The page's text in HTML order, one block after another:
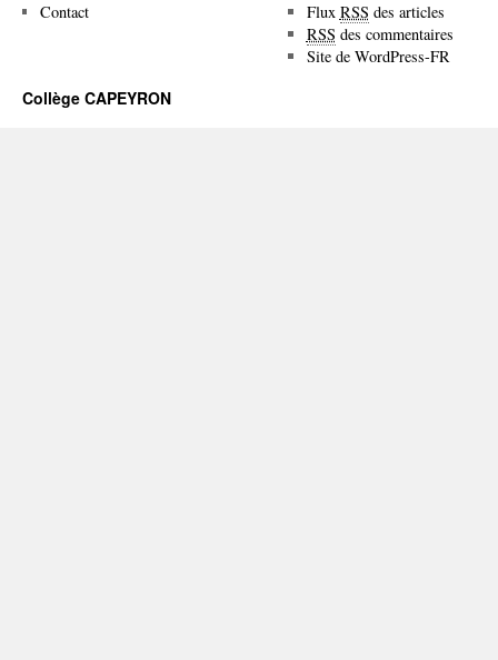
Contact Flux RSS des articles
RSS des commentaires
Site de WordPress-FR
Collège CAPEYRON